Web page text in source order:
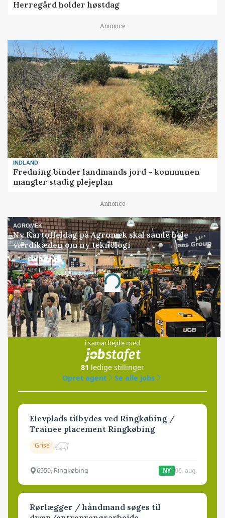
Herregård holder høstdag
Annonce
INDLAND
Fredning binder landmands jord – kommunen
mangler stadig plejeplan
Annonce
AGROMEK
Ny Kartoffeldag på Agromek skal samle hele
værdikæden om ny teknologi
Annonce
Loading...
Jobs
i samarbejde med
81 ledige stillinger
Opret agent
Se alle jobs
Elevplads tilbydes ved Ringkøbing /
Trainee placement Ringkøbing
Grise
6950, Ringkøbing NY 06. aug.
Rørlægger / håndmand søges til